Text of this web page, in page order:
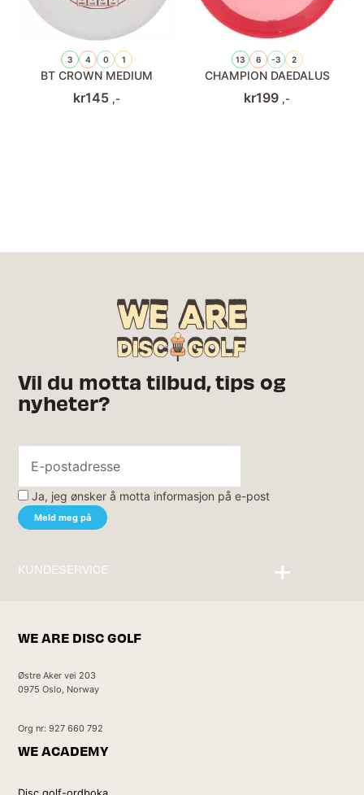
3 4 0 1
BT CROWN MEDIUM
kr145 ,-
13 6 -3 2
CHAMPION DAEDALUS
kr199 ,-
Vil du motta tilbud, tips og
nyheter?
Ja, jeg ønsker å motta informasjon på e-post
KUNDESERVICE
WE ARE DISC GOLF
Østre Aker vei 203
0975 Oslo, Norway
Org nr: 927 660 792
WE ACADEMY